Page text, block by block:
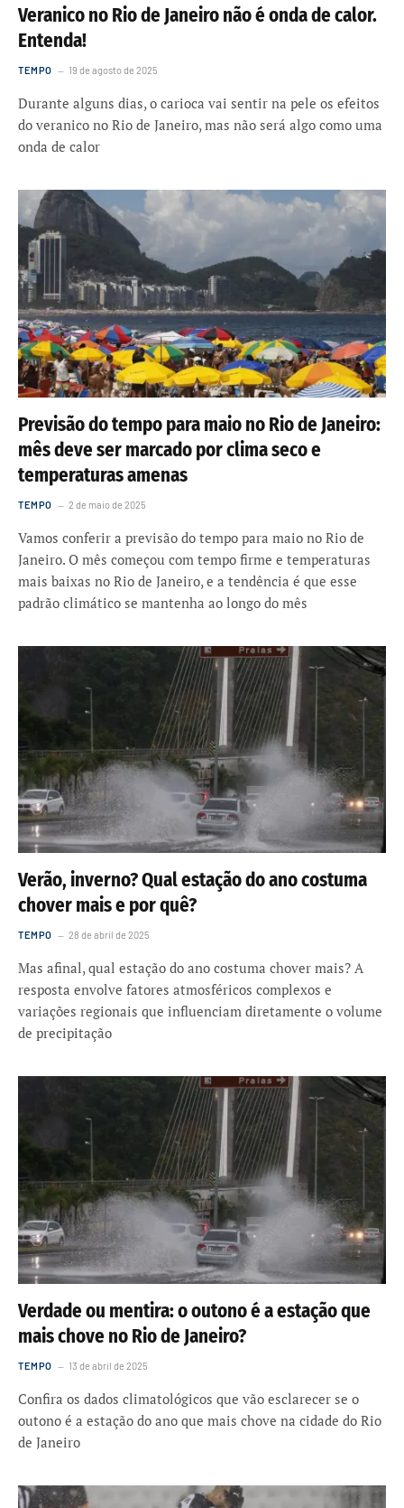
Veranico no Rio de Janeiro não é onda de calor.
Entenda!
TEMPO 19 de agosto de 2025
Durante alguns dias, o carioca vai sentir na pele os efeitos
do veranico no Rio de Janeiro, mas não será algo como uma
onda de calor
Previsão do tempo para maio no Rio de Janeiro:
mês deve ser marcado por clima seco e
temperaturas amenas
TEMPO 2 de maio de 2025
Vamos conferir a previsão do tempo para maio no Rio de
Janeiro. O mês começou com tempo firme e temperaturas
mais baixas no Rio de Janeiro, e a tendência é que esse
padrão climático se mantenha ao longo do mês
Verão, inverno? Qual estação do ano costuma
chover mais e por quê?
TEMPO 28 de abril de 2025
Mas afinal, qual estação do ano costuma chover mais? A
resposta envolve fatores atmosféricos complexos e
variações regionais que influenciam diretamente o volume
de precipitação
Verdade ou mentira: o outono é a estação que
mais chove no Rio de Janeiro?
TEMPO 13 de abril de 2025
Confira os dados climatológicos que vão esclarecer se o
outono é a estação do ano que mais chove na cidade do Rio
de Janeiro